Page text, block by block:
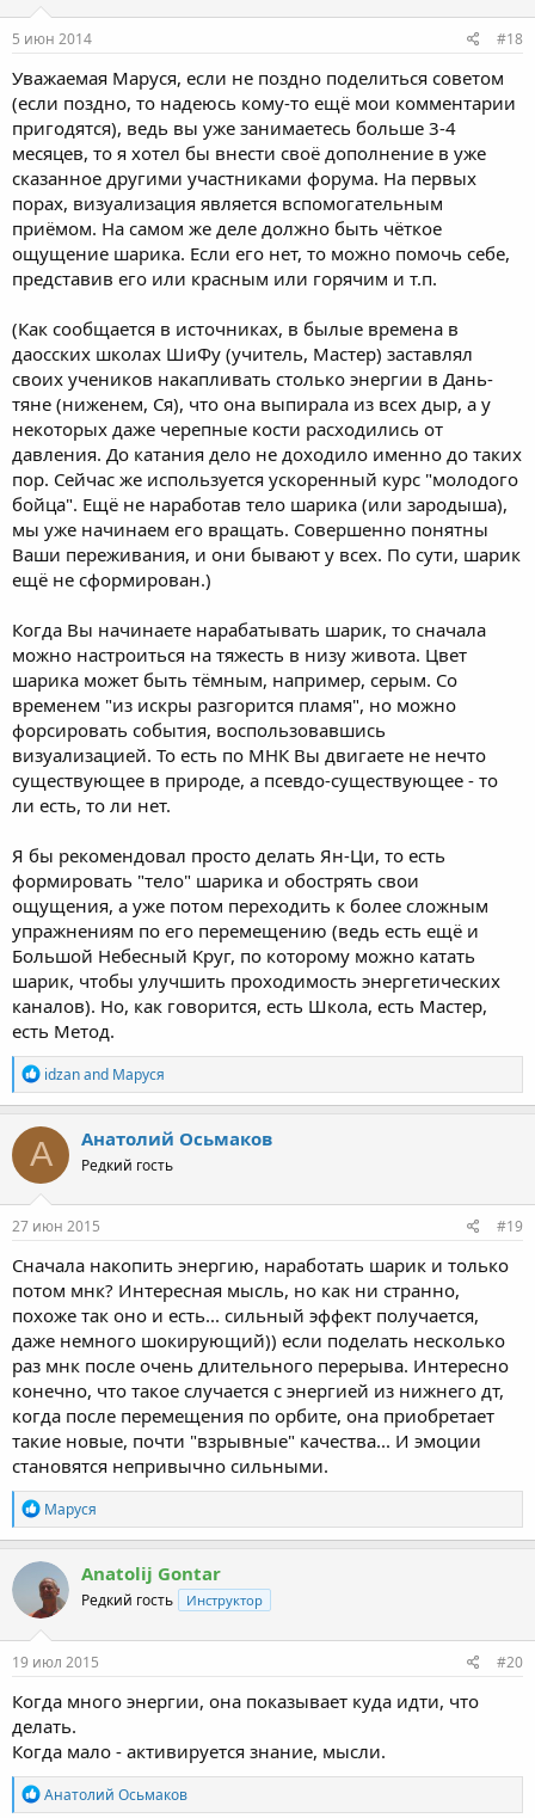
5 июн 2014 #18
Уважаемая Маруся, если не поздно поделиться советом
(если поздно, то надеюсь кому-то ещё мои комментарии
пригодятся), ведь вы уже занимаетесь больше 3-4
месяцев, то я хотел бы внести своё дополнение в уже
сказанное другими участниками форума. На первых
порах, визуализация является вспомогательным
приёмом. На самом же деле должно быть чёткое
ощущение шарика. Если его нет, то можно помочь себе,
представив его или красным или горячим и т.п.
(Как сообщается в источниках, в былые времена в
даосских школах ШиФу (учитель, Мастер) заставлял
своих учеников накапливать столько энергии в Дань-
тяне (ниженем, Ся), что она выпирала из всех дыр, а у
некоторых даже черепные кости расходились от
давления. До катания дело не доходило именно до таких
пор. Сейчас же используется ускоренный курс "молодого
бойца". Ещё не наработав тело шарика (или зародыша),
мы уже начинаем его вращать. Совершенно понятны
Ваши переживания, и они бывают у всех. По сути, шарик
ещё не сформирован.)
Когда Вы начинаете нарабатывать шарик, то сначала
можно настроиться на тяжесть в низу живота. Цвет
шарика может быть тёмным, например, серым. Со
временем "из искры разгорится пламя", но можно
форсировать события, воспользовавшись
визуализацией. То есть по МНК Вы двигаете не нечто
существующее в природе, а псевдо-существующее - то
ли есть, то ли нет.
Я бы рекомендовал просто делать Ян-Ци, то есть
формировать "тело" шарика и обострять свои
ощущения, а уже потом переходить к более сложным
упражнениям по его перемещению (ведь есть ещё и
Большой Небесный Круг, по которому можно катать
шарик, чтобы улучшить проходимость энергетических
каналов). Но, как говорится, есть Школа, есть Мастер,
есть Метод.
R
e
a
c
t
o
n
s
idzanand Маруся
А Анатолий Осьмаков
Редкий гость
27 июн 2015 #19
Сначала накопить энергию, наработать шарик и только
потом мнк? Интересная мысль, но как ни странно,
похоже так оно и есть... сильный эффект получается,
даже немного шокирующий)) если поделать несколько
раз мнк после очень длительного перерыва. Интересно
конечно, что такое случается с энергией из нижнего дт,
когда после перемещения по орбите, она приобретает
такие новые, почти "взрывные" качества... И эмоции
становятся непривычно сильными.
R
e
a
c
t
i
o
n
s
Маруся
Anatolij Gontar
Редкий гость Инструктор
19 июл 2015 #20
Когда много энергии, она показывает куда идти, что
делать.
Когда мало - активируется знание, мысли.
R
e
Анатолий Осьмаков